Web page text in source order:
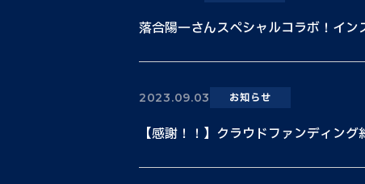
落合陽一さんスペシャルコラボ！イン
2023.09.03 お知らせ
【感謝！！】クラウドファンディン